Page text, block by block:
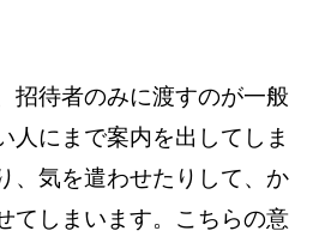
招待者のみに渡すのが一般
人にまで案内を出してしま
、気を遣わせたりして、か
てしまいます。こちらの意